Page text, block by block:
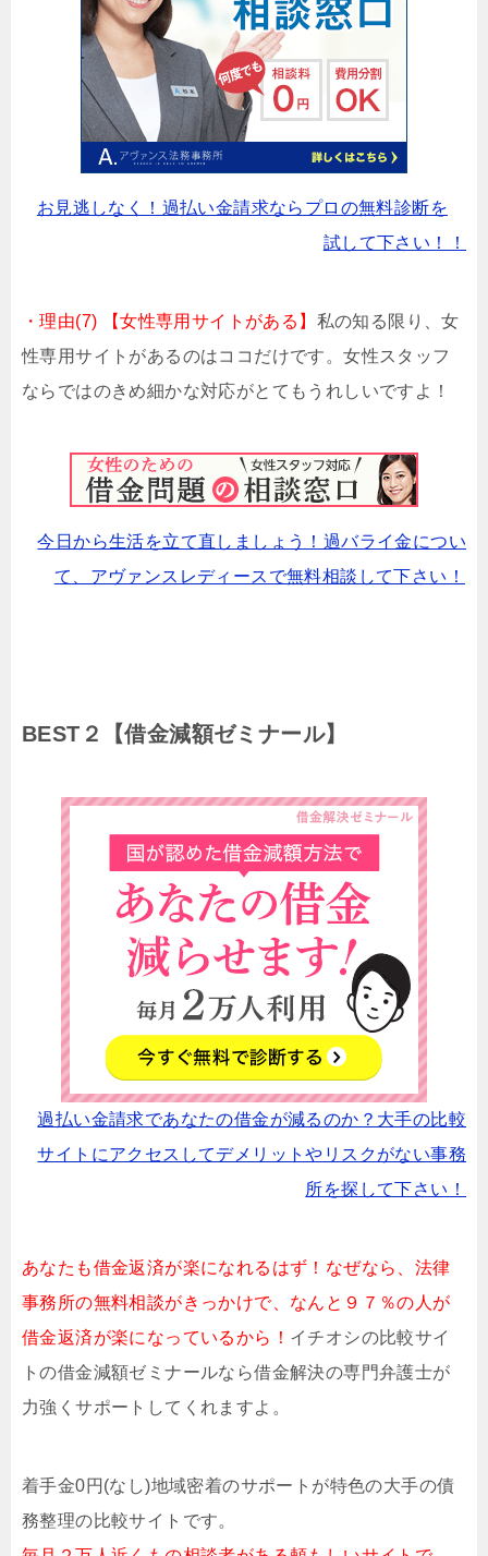
お見逃しなく！過払い金請求ならプロの無料診断を
試して下さい！！
・理由(7) 【女性専用サイトがある】 私の知る限り、女
性専用サイトがあるのはココだけです。女性スタッフ
ならではのきめ細かな対応がとてもうれしいですよ！
今日から生活を立て直しましょう！過バライ金につい
て、アヴァンスレディースで無料相談して下さい！
BEST２【借金減額ゼミナール】
過払い金請求であなたの借金が減るのか？大手の比較
サイトにアクセスしてデメリットやリスクがない事務
所を探して下さい！
あなたも借金返済が楽になれるはず！なぜなら、法律
事務所の無料相談がきっかけで、なんと９７％の人が
借金返済が楽になっているから！ イチオシの比較サイ
トの借金減額ゼミナールなら借金解決の専門弁護士が
力強くサポートしてくれますよ。
着手金0円(なし)地域密着のサポートが特色の大手の債
務整理の比較サイトです。